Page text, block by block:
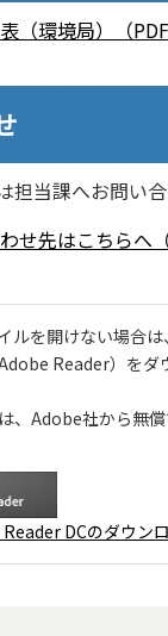
（環境局）（
担当課へお問い合
せ先はこちらへ
ルを開けない場合
Reader）をダ
、Adobe社から無
DCのダウン